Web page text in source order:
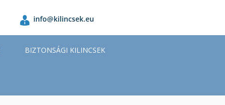
info@kilincsek.eu
BIZTONSÁGI KILINCSEK